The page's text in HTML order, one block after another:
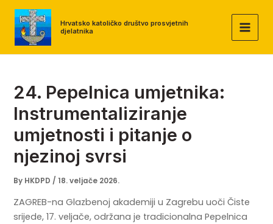
Skip
content
Hrvatsko katoličko društvo prosvjetnih
djelatnika
MAIN
24. Pepelnica umjetnika:
Instrumentaliziranje
umjetnosti i pitanje o
njezinoj svrsi
By HKDPD /18. veljače 2026.
ZAGREB-na Glazbenoj akademiji u Zagrebu uoči Čiste
srijede, 17. veljače, održana je tradicionalna Pepelnica